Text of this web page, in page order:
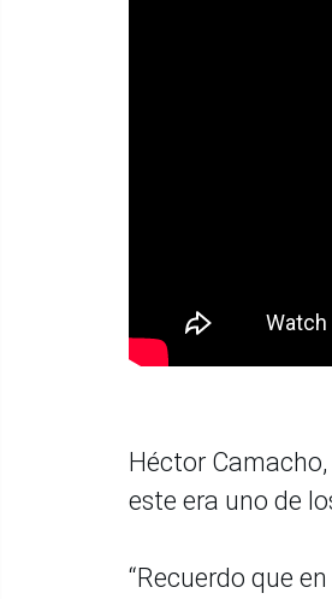
Héctor
este era uno de
“Recuerdo que